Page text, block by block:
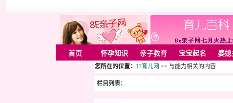
首页 怀孕知识 亲子教育 宝宝起名 婆媳
您所在的位置： 17育儿网 >> 与能力相关的内容
栏目列表：